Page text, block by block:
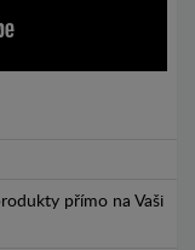
přímo na Vaši